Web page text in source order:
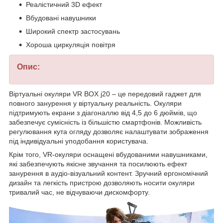
Реалістичний 3D ефект
Вбудовані навушники
Широкий спектр застосувань
Хороша циркуляція повітря
Опис:
Віртуальні окуляри VR BOX j20 – це передовий гаджет для
повного занурення у віртуальну реальність. Окуляри
підтримують екрани з діагоналлю від 4,5 до 6 дюймів, що
забезпечує сумісність із більшістю смартфонів. Можливість
регулювання кута огляду дозволяє налаштувати зображення
під індивідуальні уподобання користувача.
Крім того, VR-окуляри оснащені вбудованими навушниками,
які забезпечують якісне звучання та посилюють ефект
занурення в аудіо-візуальний контент. Зручний ергономічний
дизайн та легкість пристрою дозволяють носити окуляри
тривалий час, не відчуваючи дискомфорту.